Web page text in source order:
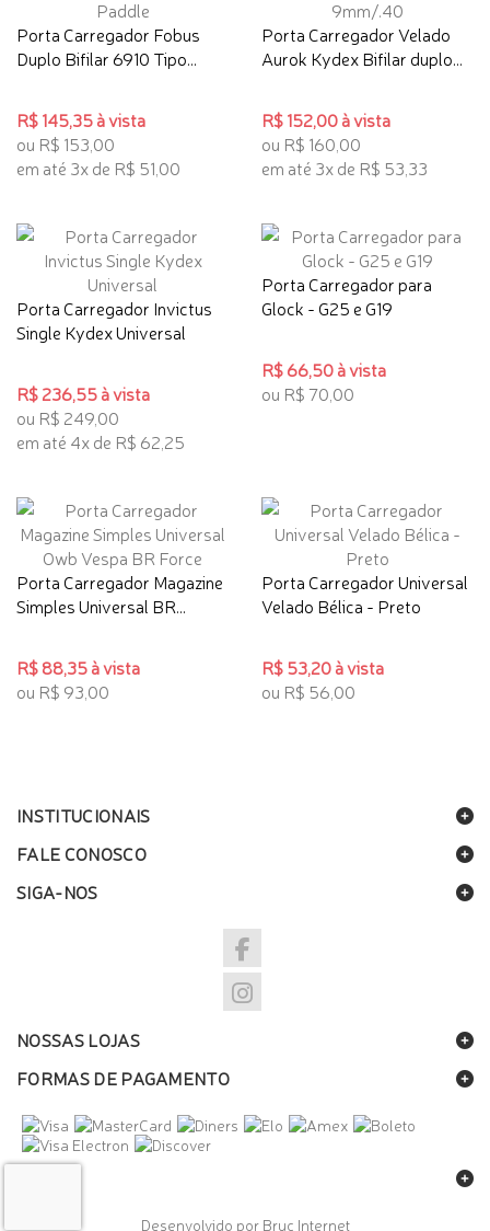
Porta Carregador Fobus
Duplo Bifilar 6910 Tipo...
R$ 145,35 à vista
ou R$ 153,00
em até 3x de R$ 51,00
Porta Carregador Velado
Aurok Kydex Bifilar duplo...
R$ 152,00 à vista
ou R$ 160,00
em até 3x de R$ 53,33
Porta Carregador Invictus
Single Kydex Universal
R$ 236,55 à vista
ou R$ 249,00
em até 4x de R$ 62,25
Porta Carregador para
Glock - G25 e G19
R$ 66,50 à vista
ou R$ 70,00
Porta Carregador Magazine
Simples Universal BR...
R$ 88,35 à vista
ou R$ 93,00
Porta Carregador Universal
Velado Bélica - Preto
R$ 53,20 à vista
ou R$ 56,00
INSTITUCIONAIS
FALE CONOSCO
SIGA-NOS
NOSSAS LOJAS
FORMAS DE PAGAMENTO
Desenvolvido por Bruc Internet